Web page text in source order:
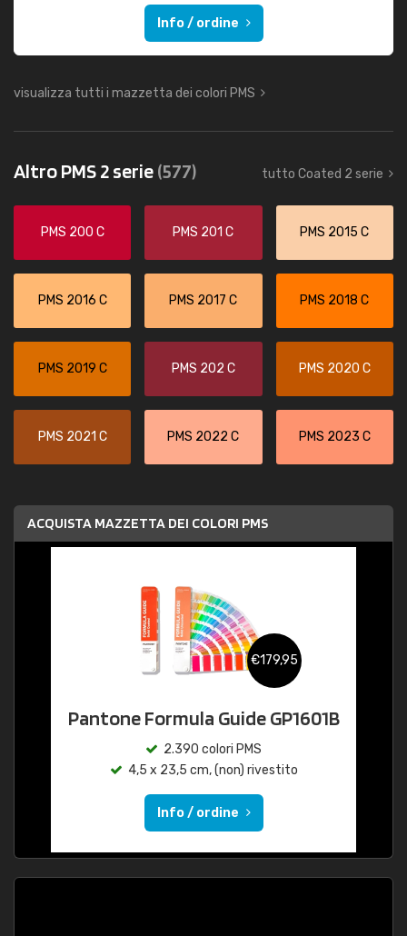
Info / ordine
visualizza tutti i mazzetta dei colori PMS
Altro PMS 2 serie(577) tutto Coated 2 serie
PMS 200 C PMS 201 C PMS 2015 C
PMS 2016 C PMS 2017 C PMS 2018 C
PMS 2019 C PMS 202 C PMS 2020 C
PMS 2021 C PMS 2022 C PMS 2023 C
ACQUISTA MAZZETTA DEI COLORI PMS
€179,95
Pantone Formula Guide GP1601B
2.390 colori PMS
4,5 x 23,5 cm, (non) rivestito
Info / ordine